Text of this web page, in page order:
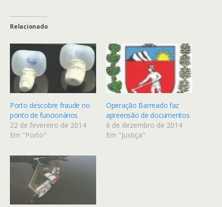
Relacionado
Porto descobre fraude no
ponto de funcionários
22 de fevereiro de 2014
Em "Porto"
Operação Barreado faz
apreensão de documentos
6 de dezembro de 2014
Em "Justiça"